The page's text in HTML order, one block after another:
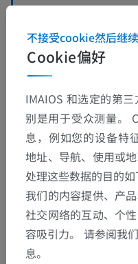
底层结构：这个解剖部
人体解剖学1
动物的比较解剖学
翻译
Cookie偏好
不接受cookie然后继续
IMAIOS 和选定的第
别是用于受众测量。
息，例如您的设备特
地址、导航、使用或
处理这些数据的目的
我们的内容提供、产
社交网络的互动、个
容吸引力。 请参阅我
息。